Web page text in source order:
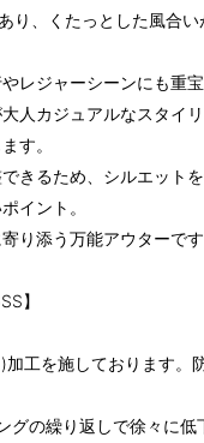
り、くたっとした風合
レジャーシーンにも重宝
人カジュアルなスタイ
す。
きるため、シルエット
イント。
り添う万能アウターです
】
工を施しております。
の繰り返しで徐々に低